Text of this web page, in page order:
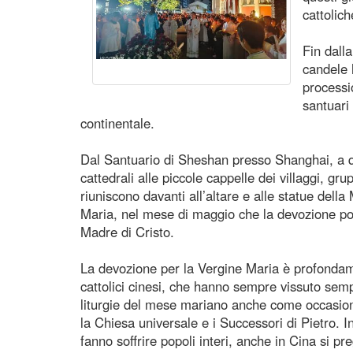
Fin
continentale.
Dal Santuario di Sheshan presso Shanghai, a
cattedrali alle piccole cappelle dei villaggi,
riuniscono davanti all’altare e alle statue
Maria, nel mese di maggio che la devozione
Madre di Cristo.
La devozione per la Vergine Maria è
cattolici cinesi, che hanno sempre vissuto
liturgie del mese mariano anche come
la Chiesa universale e i Successori di Pietro.
fanno soffrire popoli interi, anche in Cina si